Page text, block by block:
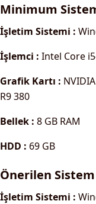
Minimum
İşletim Sistemi :
İşlemci : Intel Core
Grafik Kartı :
R9 380
Bellek : 8 GB RAM
HDD : 69 GB
Önerilen
İşletim Sistemi :